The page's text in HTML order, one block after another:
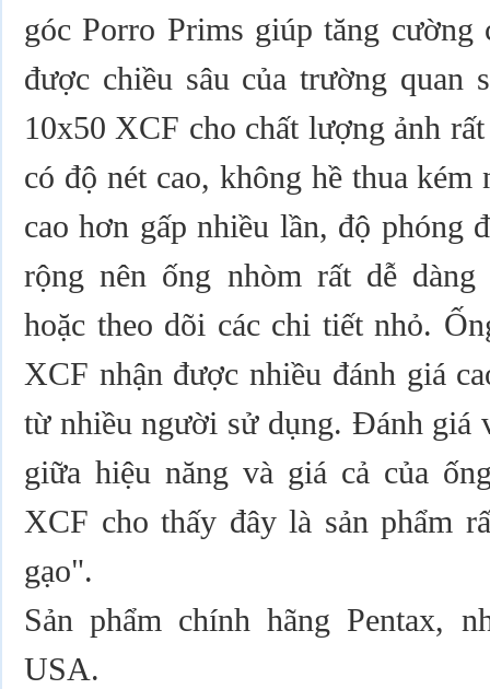
góc Porro Prims giúp tăng
được chiều sâu của trường quan
10x50 XCF cho chất lượng ảnh
có độ nét cao, không hề thua kém
cao hơn gấp nhiều lần, độ phóng
rộng nên ống nhòm rất dễ
hoặc theo dõi các chi tiết nhỏ.
XCF nhận được nhiều đánh giá
từ nhiều người sử dụng. Đánh giá
giữa hiệu năng và giá cả của
XCF cho thấy đây là sản phẩm
gạo".
Sản phẩm chính hãng Pentax,
USA.